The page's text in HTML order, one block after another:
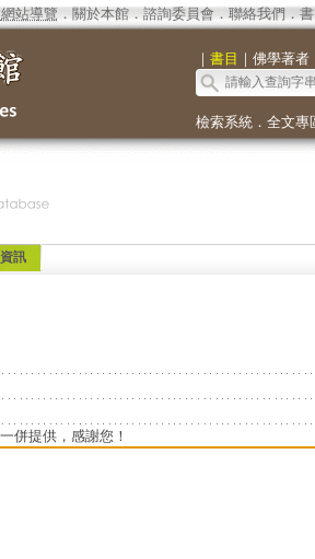
網站導覽 ． 關於本館． 諮詢委員會． 聯絡我們 ．
｜ 書目 ｜ 佛學著者
檢索系統． 全文專
訊
併提供，感謝您！